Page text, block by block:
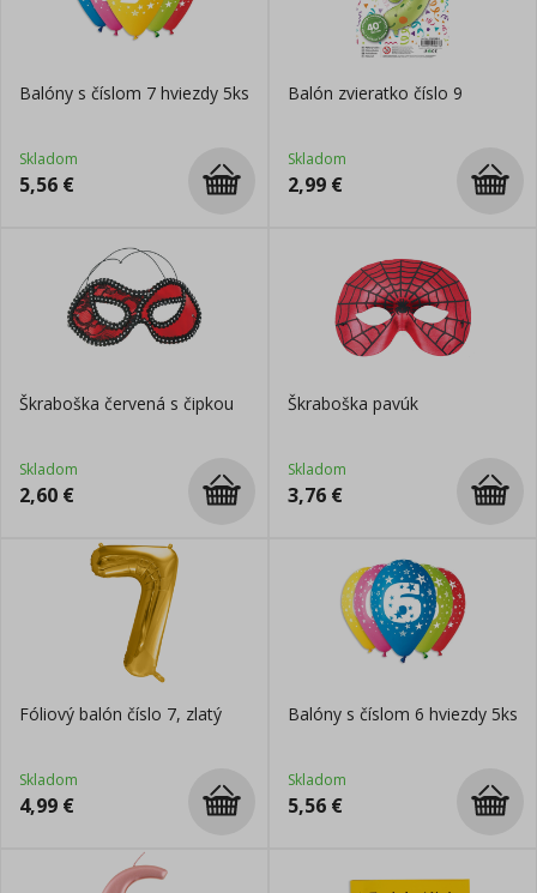
Balóny s číslom 7 hviezdy 5ks
Skladom
5,56 €
Balón zvieratko číslo 9
Skladom
2,99 €
Škraboška červená s čipkou
Skladom
2,60 €
Škraboška pavúk
Skladom
3,76 €
Fóliový balón číslo 7, zlatý
Skladom
4,99 €
Balóny s číslom 6 hviezdy 5ks
Skladom
5,56 €